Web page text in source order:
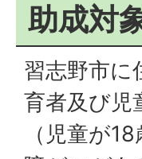
助成対
習志野市に
育者及び児
（児童が